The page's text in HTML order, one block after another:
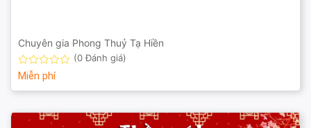
Chuyên gia Phong Thuỷ Tạ Hiền
(0 Đánh giá)
Miễn phí